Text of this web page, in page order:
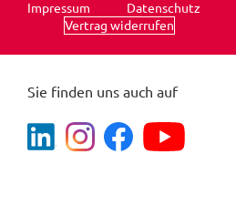
Impressum Datenschutz
Vertrag widerrufen
Sie finden uns auch auf